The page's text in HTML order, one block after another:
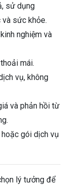
sử dụng
và sức khỏe.
nghiệm và
mái.
vụ, không
và phản hồi từ
gói dịch vụ
lý tưởng để